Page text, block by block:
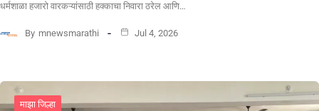
धर्मशाळा हजारो वारकऱ्यांसाठी हक्काचा निवारा ठरेल आणि…
By mnewsmarathi Jul 4, 2026
माझा जिल्हा